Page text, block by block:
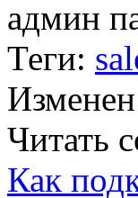
админ
Теги:
Читать
Как